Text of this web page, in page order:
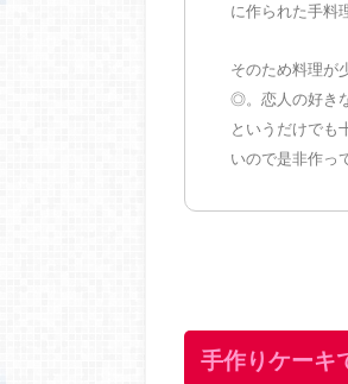
に作られた手料
そのため料理が
◎。恋人の好き
というだけでも
いので是非作っ
手作りケーキ